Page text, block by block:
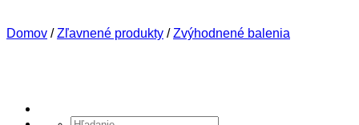
Hľadať:
Domov / Zľavnené produkty / Zvýhodnené balenia